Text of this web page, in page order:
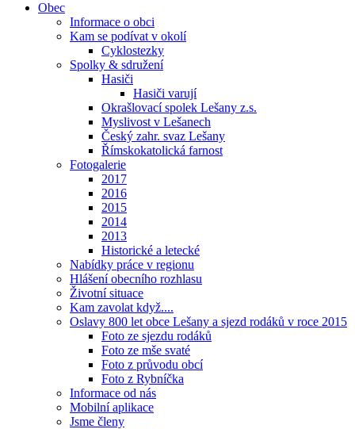
Obec
Informace o obci
Kam se podívat v okolí
Cyklostezky
Spolky & sdružení
Hasiči
Hasiči varují
Okrašlovací spolek Lešany z.s.
Myslivost v Lešanech
Český zahr. svaz Lešany
Římskokatolická farnost
Fotogalerie
2017
2016
2015
2014
2013
Historické a letecké
Nabídky práce v regionu
Hlášení obecního rozhlasu
Životní situace
Kam zavolat když....
Oslavy 800 let obce Lešany a sjezd rodáků v roce 2015
Foto ze sjezdu rodáků
Foto ze mše svaté
Foto z průvodu obcí
Foto z Rybníčka
Informace od nás
Mobilní aplikace
Jsme členy